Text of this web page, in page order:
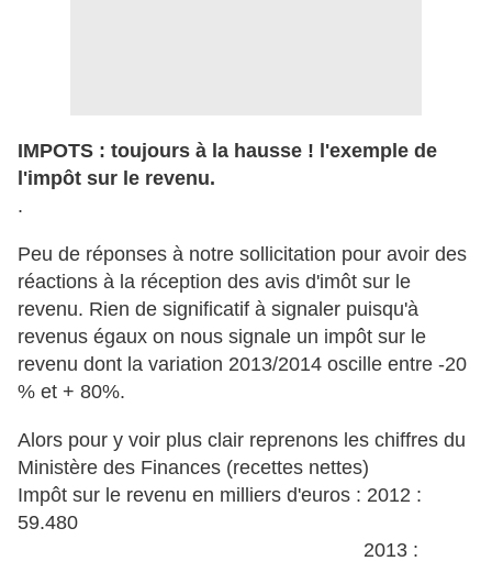
IMPOTS : toujours à la hausse ! l'exemple de
l'impôt sur le revenu.
.
Peu de réponses à notre sollicitation pour avoir des
réactions à la réception des avis d'imôt sur le
revenu. Rien de significatif à signaler puisqu'à
revenus égaux on nous signale un impôt sur le
revenu dont la variation 2013/2014 oscille entre -20
% et + 80%.
Alors pour y voir plus clair reprenons les chiffres du
Ministère des Finances (recettes nettes)
Impôt sur le revenu en milliers d'euros : 2012 :
59.480
2013 :